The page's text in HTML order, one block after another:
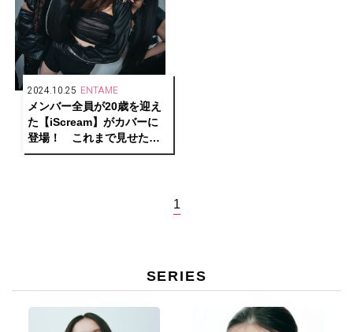
2024.10.25 ENTAME
メンバー全員が20歳を迎え
た【iScream】がカバーに
登場！ これまで見せたこ
とのない大人な表情で魅了
1
SERIES